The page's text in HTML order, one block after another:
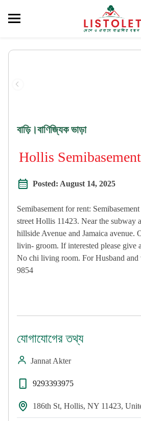
বাড়ি।বাণিজ্যিক ভাড়া
Hollis
Posted: August 14, 2025
Semibasement for rent:
street Hollis 11423. Near the subway
hillside Avenue and Jamaica avenue.
livin- groom. If interested please give
No chi living room. For Husband
9854
যোগাযোগের তথ্য
Jannat Akter
9293393975
186th St, Hollis, NY 11423,